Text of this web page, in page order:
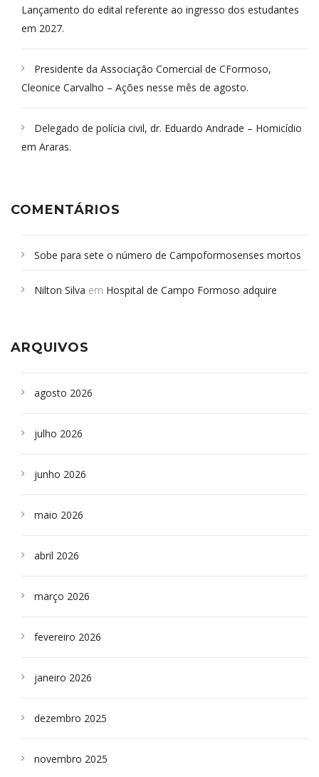
Lançamento do edital referente ao ingresso dos estudantes
em 2027.
Presidente da Associação Comercial de CFormoso,
Cleonice Carvalho – Ações nesse mês de agosto.
Delegado de polícia civil, dr. Eduardo Andrade – Homicídio
em Araras.
COMENTÁRIOS
Sobe para sete o número de Campoformosenses mortos
Campoformosenses que morreram em desabamentos são
Nilton Silva em Hospital de Campo Formoso adquire
ARQUIVOS
agosto 2026
julho 2026
junho 2026
maio 2026
abril 2026
março 2026
fevereiro 2026
janeiro 2026
dezembro 2025
novembro 2025